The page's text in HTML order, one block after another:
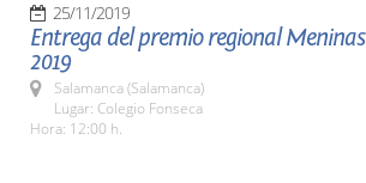
25/11/2019
Entrega del premio regional Meninas
2019
Salamanca (Salamanca)
Lugar: Colegio Fonseca
Hora: 12:00 h.